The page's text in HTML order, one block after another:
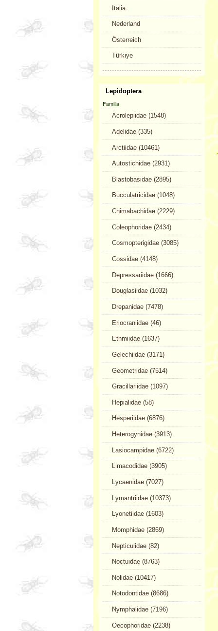
Italia
Nederland
Österreich
Türkiye
Lepidoptera
Familia
Acrolepiidae (1548)
Adelidae (335)
Arctiidae (10461)
Autostichidae (2931)
Blastobasidae (2895)
Bucculatricidae (1048)
Chimabachidae (2229)
Coleophoridae (2434)
Cosmopterigidae (3085)
Cossidae (4148)
Depressariidae (1666)
Douglasiidae (1032)
Drepanidae (7478)
Eriocraniidae (46)
Ethmiidae (1637)
Gelechiidae (3171)
Geometridae (7514)
Gracillariidae (1097)
Hepialidae (58)
Hesperiidae (6876)
Heterogynidae (3913)
Lasiocampidae (6722)
Limacodidae (3905)
Lycaenidae (7027)
Lymantriidae (10373)
Lyonetiidae (1603)
Momphidae (2869)
Nepticulidae (82)
Noctuidae (8763)
Nolidae (10417)
Notodontidae (8686)
Nymphalidae (7196)
Oecophoridae (2238)